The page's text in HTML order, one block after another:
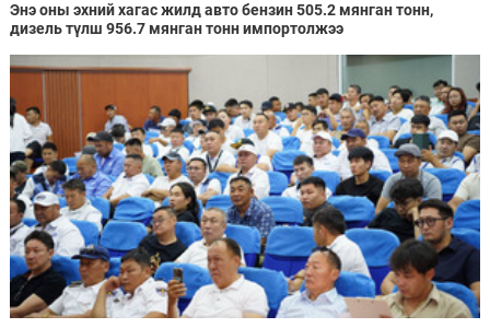
Энэ оны эхний хагас жилд авто бензин 505.2 мянган тонн,
дизель түлш 956.7 мянган тонн импортолжээ